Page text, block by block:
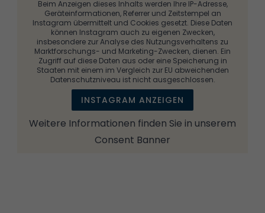
Beim Anzeigen dieses Inhalts werden Ihre IP-Adresse,
Geräteinformationen, Referrer und Zeitstempel an
Instagram übermittelt und Cookies gesetzt. Diese Daten
können Instagram auch zu eigenen Zwecken,
insbesondere zur Analyse des Nutzungsverhaltens zu
Marktforschungs- und Marketing-Zwecken, dienen. Ein
Zugriff auf diese Daten aus oder eine Speicherung in
Staaten mit einem im Vergleich zur EU abweichenden
Datenschutzniveau ist nicht ausgeschlossen.
INSTAGRAM ANZEIGEN
Weitere Informationen finden Sie in unserem
Consent Banner